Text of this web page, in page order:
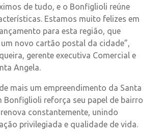
de tudo, e o Bonfiglioli reúne
Estamos muito felizes em
para esta região, que
novo cartão postal da cidade”,
gerente executiva Comercial e
Angela.
mais um empreendimento da Santa
Bonfiglioli reforça seu papel de bairro
constantemente, unindo
privilegiada e qualidade de vida.